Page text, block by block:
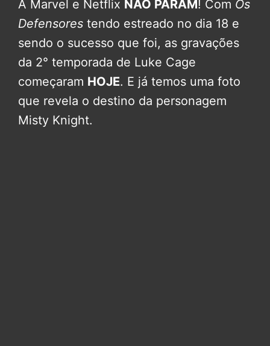
A Marvel e Netflix NÃO PARAM ! Com Os
Defensores tendo estreado no dia 18 e
sendo o sucesso que foi, as gravações
da 2° temporada de Luke Cage
começaram HOJE. E já temos uma foto
que revela o destino da personagem
Misty Knight.